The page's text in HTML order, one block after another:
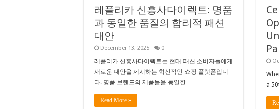
레플리카 신흥사다이렉트: 명품
과 동일한 품질의 합리적 패션
대안
December 13, 2025 0
레플리카 신흥사다이렉트는 현대 패션 소비자들에게
새로운 대안을 제시하는 혁신적인 쇼핑 플랫폼입니
다. 명품 브랜드의 제품들을 동일한 …
Read More »
a